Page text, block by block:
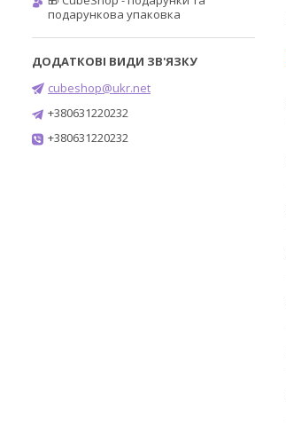
подарункова упаковка
cubeshop@ukr.net
+380631220232
+380631220232